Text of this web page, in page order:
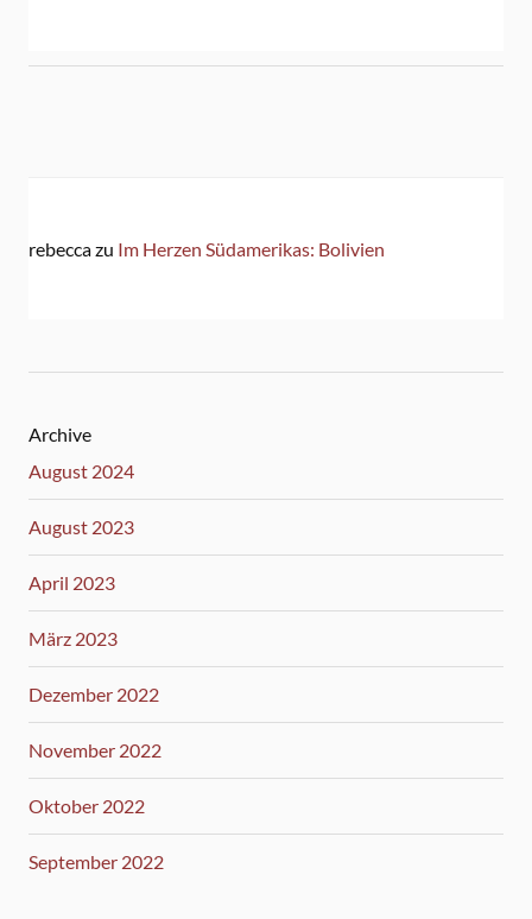
rebeccazu Im Herzen Südamerikas: Bolivien
Archive
August 2024
August 2023
April 2023
März 2023
Dezember 2022
November 2022
Oktober 2022
September 2022